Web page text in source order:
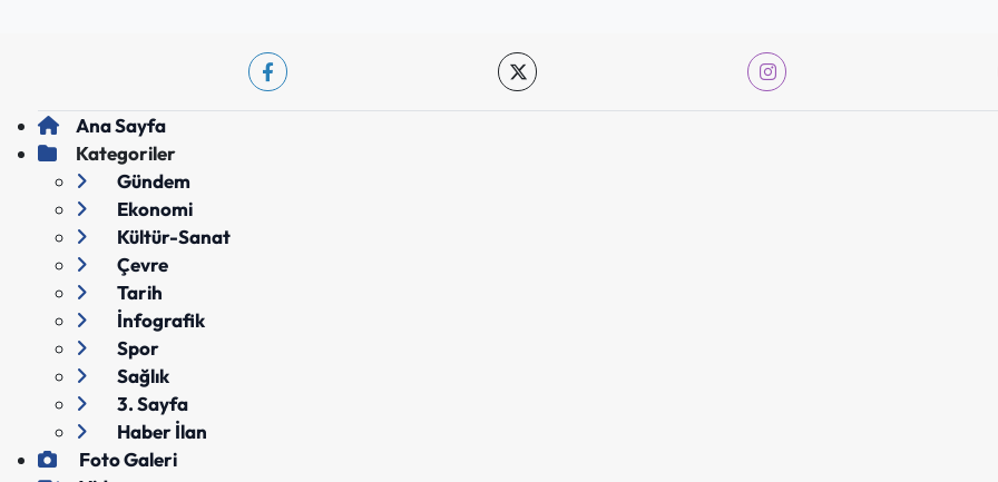
Ana Sayfa
Kategoriler
Gündem
Ekonomi
Kültür-Sanat
Çevre
Tarih
İnfografik
Spor
Sağlık
3. Sayfa
Haber İlan
Foto Galeri